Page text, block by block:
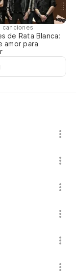
canciones
de Rata Blanca:
amor para